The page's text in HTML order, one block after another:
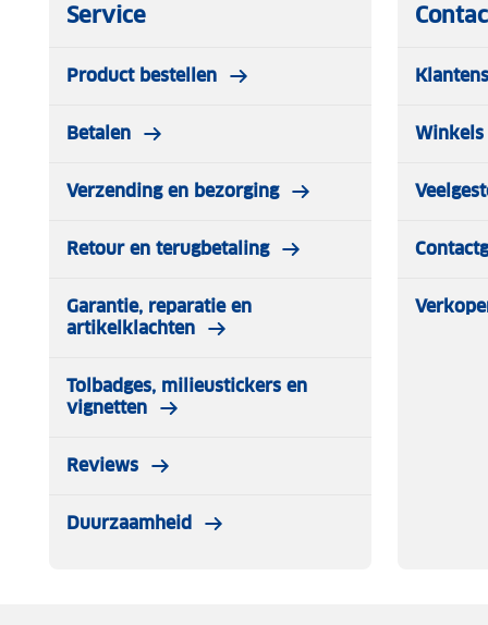
Service
Product bestellen
Betalen
Verzending en bezorging
Retour en terugbetaling
Garantie, reparatie en
artikelklachten
Tolbadges, milieustickers en
vignetten
Reviews
Duurzaamheid